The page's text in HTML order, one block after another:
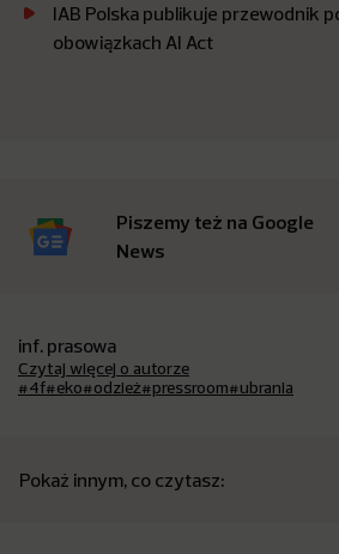
IAB Polska publikuje przewodnik
obowiązkach AI Act
Piszemy też na Google
News
inf. prasowa
Czytaj więcej o autorze
#4f#eko#odzież#pressroom#ubrania
Pokaż innym, co czytasz: